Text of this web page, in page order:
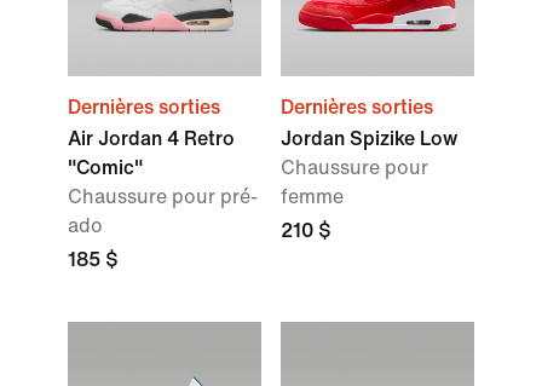
Dernières sorties
Air Jordan 4 Retro
"Comic"
Chaussure pour pré-
ado
185 $
Dernières sorties
Jordan Spizike Low
Chaussure pour
femme
210 $